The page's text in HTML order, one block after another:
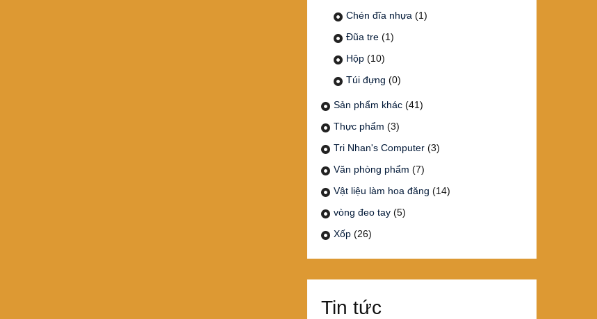
Chén đĩa nhựa (1)
Đũa tre (1)
Hộp (10)
Túi đựng (0)
Sản phẩm khác (41)
Thực phẩm (3)
Tri Nhan's Computer (3)
Văn phòng phẩm (7)
Vật liệu làm hoa đăng (14)
vòng đeo tay (5)
Xốp (26)
Tin tức